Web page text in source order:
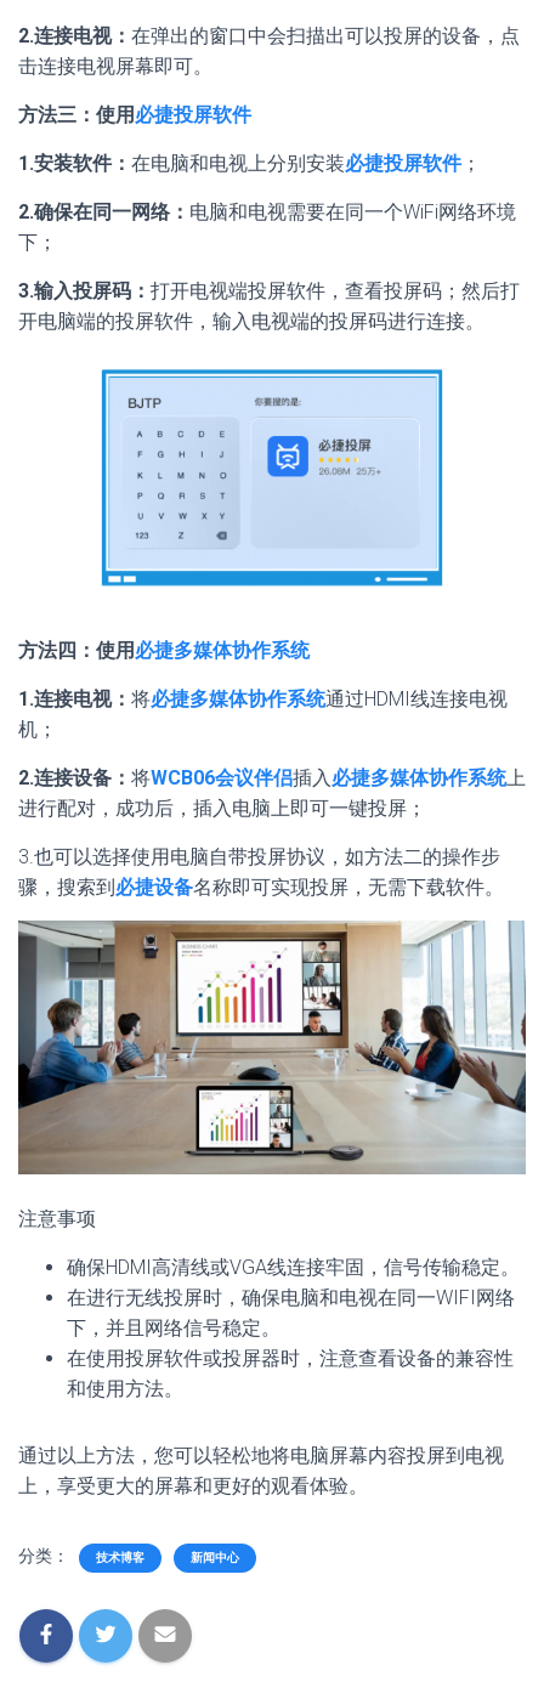
2.连接电视： 在弹出的窗口中会扫描出可以投屏的设备，点
击连接电视屏幕即可。
方法三：使用 必捷投屏软件
1.安装软件： 在电脑和电视上分别安装必捷投屏软件；
2.确保在同一网络： 电脑和电视需要在同一个WiFi网络环境
下；
3.输入投屏码： 打开电视端投屏软件，查看投屏码；然后打
开电脑端的投屏软件，输入电视端的投屏码进行连接。
方法四：使用 必捷多媒体协作系统
1.连接电视： 将必捷多媒体协作系统通过HDMI线连接电视
机；
2.连接设备： 将WCB06会议伴侣插入必捷多媒体协作系统上
进行配对，成功后，插入电脑上即可一键投屏；
3.也可以选择使用电脑自带投屏协议，如方法二的操作步
骤，搜索到必捷设备名称即可实现投屏，无需下载软件。
注意事项
确保HDMI高清线或VGA线连接牢固，信号传输稳定。
在进行无线投屏时，确保电脑和电视在同一WIFI网络
下，并且网络信号稳定。
在使用投屏软件或投屏器时，注意查看设备的兼容性
和使用方法。
通过以上方法，您可以轻松地将电脑屏幕内容投屏到电视
上，享受更大的屏幕和更好的观看体验。
分类： 技术博客 新闻中心